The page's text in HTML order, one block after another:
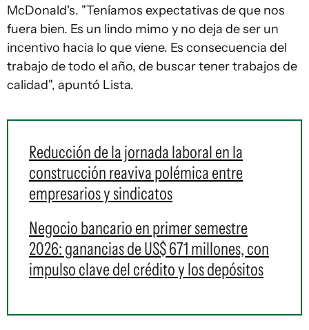
McDonald's. "Teníamos expectativas de que nos
fuera bien. Es un lindo mimo y no deja de ser un
incentivo hacia lo que viene. Es consecuencia del
trabajo de todo el año, de buscar tener trabajos de
calidad", apuntó Lista.
Reducción de la jornada laboral en la
construcción reaviva polémica entre
empresarios y sindicatos
Negocio bancario en primer semestre
2026: ganancias de US$ 671 millones, con
impulso clave del crédito y los depósitos